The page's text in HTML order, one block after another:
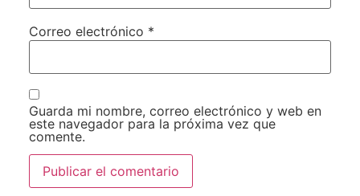
Correo electrónico *
Guarda mi nombre, correo electrónico y web en
este navegador para la próxima vez que
comente.